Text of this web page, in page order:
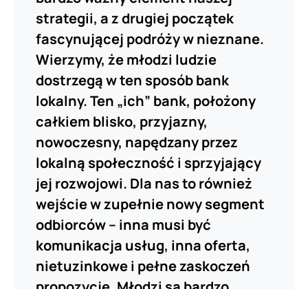
strategii, a z drugiej początek
fascynującej podróży w nieznane.
Wierzymy, że młodzi ludzie
dostrzegą w ten sposób bank
lokalny. Ten „ich” bank, położony
całkiem blisko, przyjazny,
nowoczesny, napędzany przez
lokalną społeczność i sprzyjający
jej rozwojowi. Dla nas to również
wejście w zupełnie nowy segment
odbiorców – inna musi być
komunikacja usług, inna oferta,
nietuzinkowe i pełne zaskoczeń